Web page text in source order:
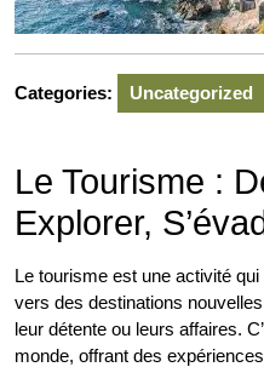
Categories: Uncategorized
Le Tourisme :
Explorer,
Le tourisme est une activité
vers des destinations
leur détente ou leurs affaires.
monde, offrant des